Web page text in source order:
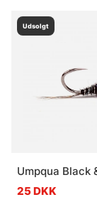
Udsolgt
Umpqua Black
25 DKK